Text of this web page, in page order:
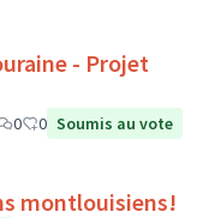
- Projet
0 0 Soumis au vote
montlouisiens!